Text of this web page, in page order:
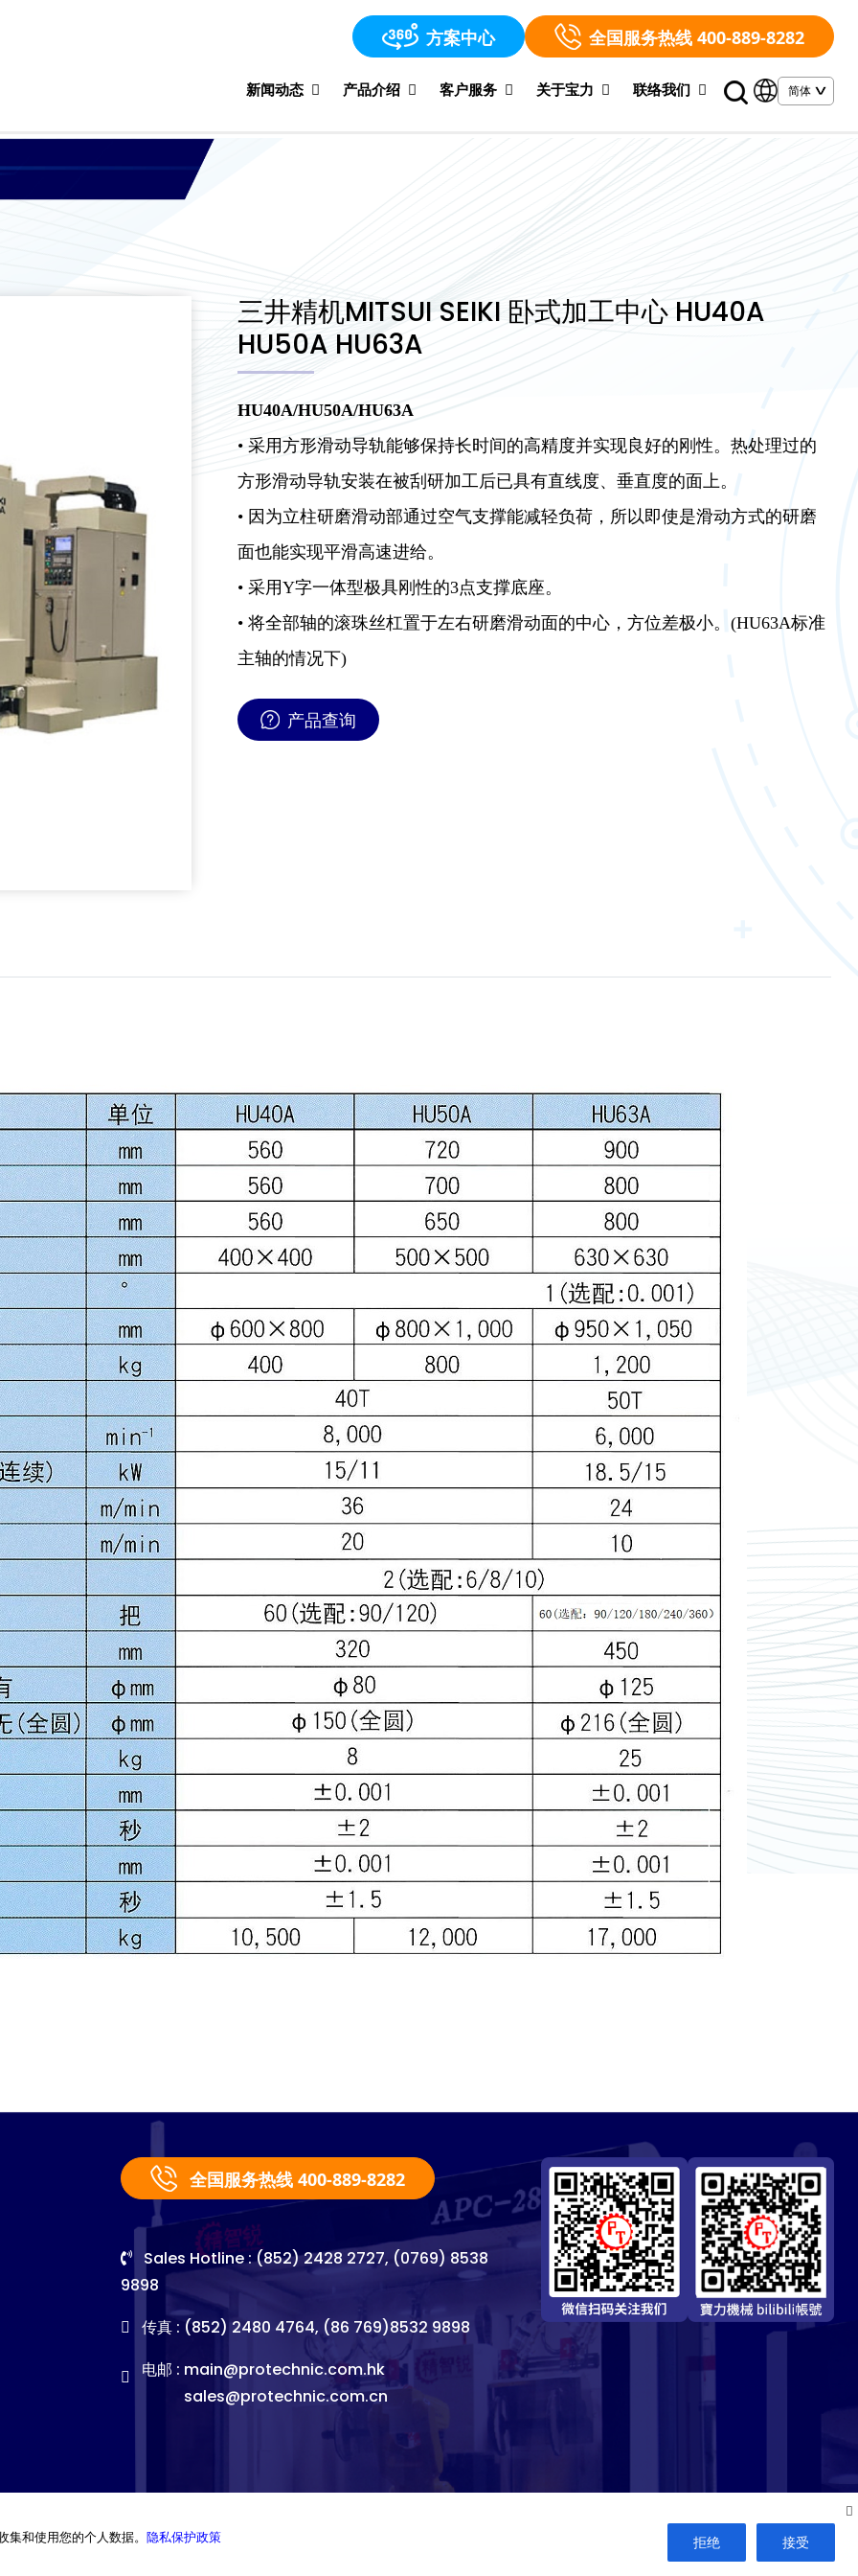
方案中心 全国服务热线 400-889-8282
新闻动态 产品介绍 客户服务 关于宝力 联络我们
三井精机MITSUI SEIKI 卧式加工中心 HU40A
HU50A HU63A
HU40A/HU50A/HU63A
• 采用方形滑动导轨能够保持长时间的高精度并实现良好的刚性。热处理过的
方形滑动导轨安装在被刮研加工后已具有直线度、垂直度的面上。
• 因为立柱研磨滑动部通过空气支撑能减轻负荷，所以即使是滑动方式的研磨
面也能实现平滑高速进给。
• 采用Y字一体型极具刚性的3点支撑底座。
• 将全部轴的滚珠丝杠置于左右研磨滑动面的中心，方位差极小。(HU63A标准
主轴的情况下)
产品查询
全国服务热线 400-889-8282
Sales Hotline : (852) 2428 2727, (0769) 8538
9898
传真 : (852) 2480 4764, (86 769)8532 9898
电邮 : main@protechnic.com.hk
sales@protechnic.com.cn
©2026. Pro-Technic Machinery Ltd. All right reserved.
和使用您的个人数据。 隐私保护政策 拒绝 接受